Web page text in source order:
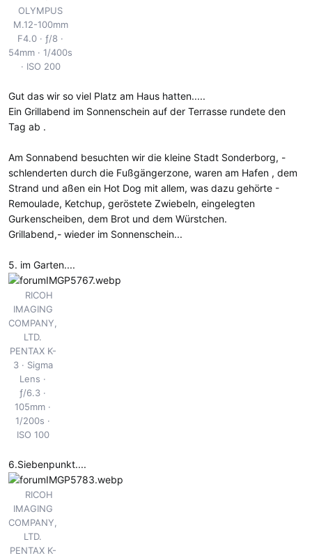
OLYMPUS
M.12-100mm
F4.0
ƒ/8
54mm
1/400s
ISO 200
Gut das wir so viel Platz am Haus hatten.....
Ein Grillabend im Sonnenschein auf der Terrasse rundete den
Tag ab .
Am Sonnabend besuchten wir die kleine Stadt Sonderborg, -
schlenderten durch die Fußgängerzone, waren am Hafen , dem
Strand und aßen ein Hot Dog mit allem, was dazu gehörte -
Remoulade, Ketchup, geröstete Zwiebeln, eingelegten
Gurkenscheiben, dem Brot und dem Würstchen.
Grillabend,- wieder im Sonnenschein...
5. im Garten....
RICOH
IMAGING
COMPANY,
LTD.
PENTAX K-
3
Sigma
Lens
ƒ/6.3
105mm
1/200s
ISO 100
6.Siebenpunkt....
RICOH
IMAGING
COMPANY,
LTD.
PENTAX K-